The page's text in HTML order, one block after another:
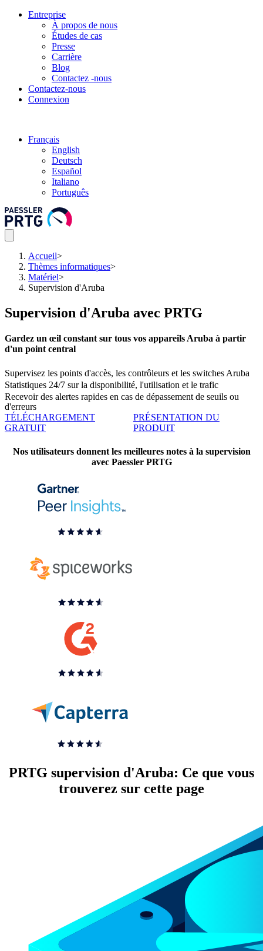
Entreprise
À propos de nous
Études de cas
Presse
Carrière
Blog
Contactez -nous
Contactez-nous
Connexion
Français
English
Deutsch
Español
Italiano
Português
Accueil>
Thèmes informatiques>
Matériel>
Supervision d'Aruba
Supervision d'Aruba avec PRTG
Gardez un œil constant sur tous vos appareils Aruba à partir
d'un point central
Supervisez les points d'accès, les contrôleurs et les switches Aruba
Statistiques 24/7 sur la disponibilité, l'utilisation et le trafic
Recevoir des alertes rapides en cas de dépassement de seuils ou
d'erreurs
TÉLÉCHARGEMENT
GRATUIT
PRÉSENTATION DU
PRODUIT
Nos utilisateurs donnent les meilleures notes à la supervision
avec Paessler PRTG
PRTG supervision d'Aruba: Ce que vous
trouverez sur cette page